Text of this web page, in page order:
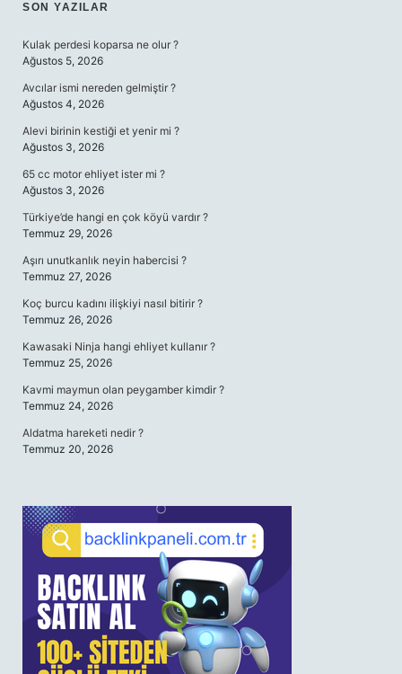
SIDEBAR
SON YAZILAR
Kulak perdesi koparsa ne olur ?
Ağustos 5, 2026
Avcılar ismi nereden gelmiştir ?
Ağustos 4, 2026
Alevi birinin kestiği et yenir mi ?
Ağustos 3, 2026
65 cc motor ehliyet ister mi ?
Ağustos 3, 2026
Türkiye’de hangi en çok köyü vardır ?
Temmuz 29, 2026
Aşırı unutkanlık neyin habercisi ?
Temmuz 27, 2026
Koç burcu kadını ilişkiyi nasıl bitirir ?
Temmuz 26, 2026
Kawasaki Ninja hangi ehliyet kullanır ?
Temmuz 25, 2026
Kavmi maymun olan peygamber kimdir ?
Temmuz 24, 2026
Aldatma hareketi nedir ?
Temmuz 20, 2026